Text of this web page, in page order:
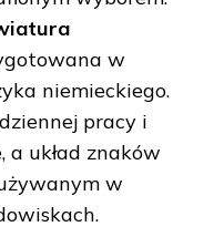
w
niemieckiego.
pracy i
a układ znaków
w